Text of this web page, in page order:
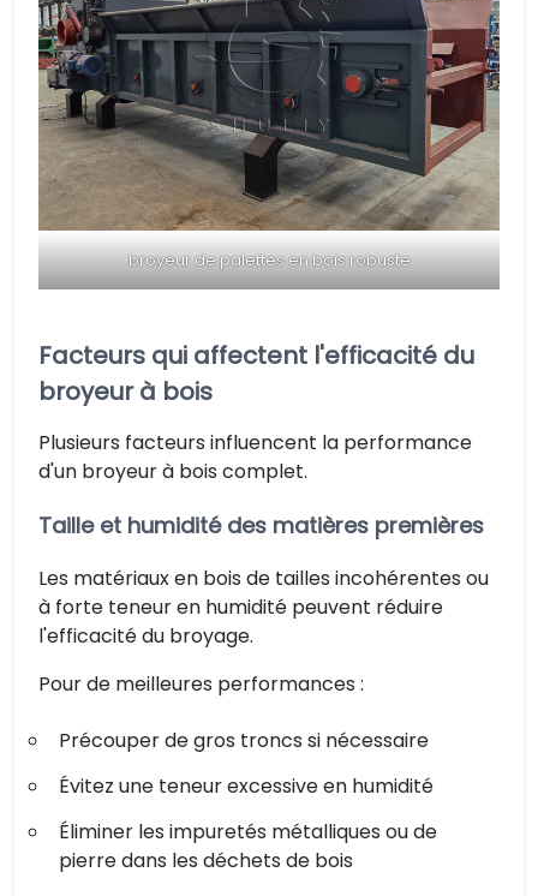
broyeur de palettes en bois robuste
Facteurs qui affectent l'efficacité du
broyeur à bois
Plusieurs facteurs influencent la performance
d'un broyeur à bois complet.
Taille et humidité des matières premières
Les matériaux en bois de tailles incohérentes ou
à forte teneur en humidité peuvent réduire
l'efficacité du broyage.
Pour de meilleures performances :
Précouper de gros troncs si nécessaire
Évitez une teneur excessive en humidité
Éliminer les impuretés métalliques ou de
pierre dans les déchets de bois